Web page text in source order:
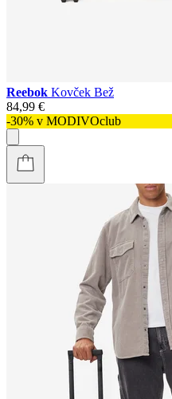
Reebok Kovček Bež
84,99 €
-30% v MODIVOclub